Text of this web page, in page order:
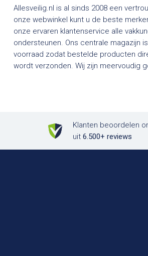
Allesveilig.nl is al sinds 2008 een
onze webwinkel kunt u de beste
onze ervaren klantenservice alle
ondersteunen. Ons centrale magazijn
voorraad zodat bestelde producten
wordt verzonden. Wij zijn meervoudig gecertificeerd en officieel dealer van een groot aantal
Klanten beoordelen
uit6.500+ reviews